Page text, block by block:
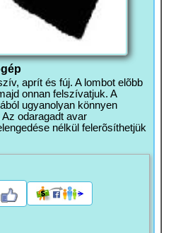
aprít és fúj. A lombot elõbb
onnan felszívatjuk. A
ugyanolyan könnyen
odaragadt avar
nélkül felerõsíthetjük